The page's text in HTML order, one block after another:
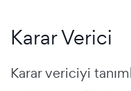
Karar Verici
Karar vericiyi